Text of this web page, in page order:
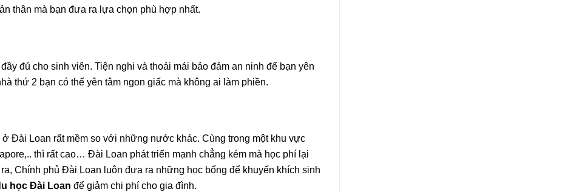
thân mà bạn đưa ra lựa chọn phù hợp nhất.
đủ cho sinh viên. Tiện nghi và thoải mái bảo đảm an ninh để bạn yên
thứ 2 bạn có thể yên tâm ngon giấc mà không ai làm phiền.
Đài Loan rất mềm so với những nước khác. Cùng trong một khu vực
thì rất cao… Đài Loan phát triển mạnh chẳng kém mà học phí lại
Chính phủ Đài Loan luôn đưa ra những học bổng để khuyến khích sinh
học Đài Loan để giảm chi phí cho gia đình.